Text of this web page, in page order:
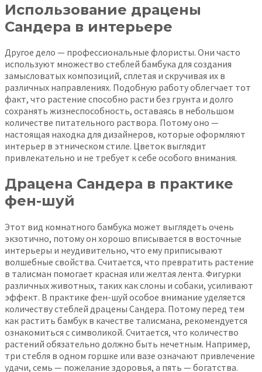
Использование драцены
Сандера в интерьере
Другое дело — профессиональные флористы. Они часто
используют множество стеблей бамбука для создания
замысловатых композиций, сплетая и скручивая их в
различных направлениях. Подобную работу облегчает тот
факт, что растение способно расти без грунта и долго
сохранять жизнеспособность, оставаясь в небольшом
количестве питательного раствора. Потому оно —
настоящая находка для дизайнеров, которые оформляют
интерьер в этническом стиле. Цветок выглядит
привлекательно и не требует к себе особого внимания.
Драцена Сандера в практике
фен-шуй
Этот вид комнатного бамбука может выглядеть очень
экзотично, потому он хорошо вписывается в восточные
интерьеры и неудивительно, что ему приписывают
волшебные свойства. Считается, что превратить растение
в талисман помогает красная или желтая лента. Фигурки
различных животных, таких как слоны и собаки, усиливают
эффект. В практике фен-шуй особое внимание уделяется
количеству стеблей драцены Сандера. Потому перед тем
как растить бамбук в качестве талисмана, рекомендуется
ознакомиться с символикой. Считается, что количество
растений обязательно должно быть нечетным. Например,
три стебля в одном горшке или вазе означают привлечение
удачи, семь — пожелание здоровья, а пять — богатства.